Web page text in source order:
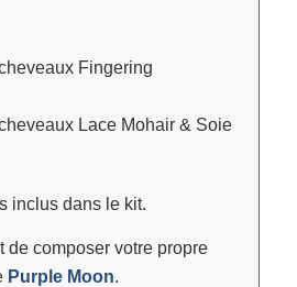
Fingering
Lace Mohair & Soie
inclus dans le kit.
de composer votre propre
Purple Moon.